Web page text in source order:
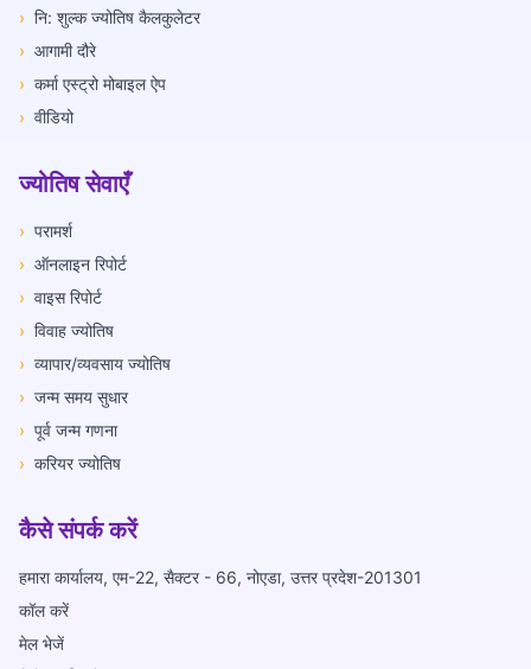
› नि: शुल्क ज्योतिष कैलकुलेटर
› आगामी दौरे
› कर्मा एस्ट्रो मोबाइल ऐप
› वीडियो
ज्योतिष सेवाएँ
› परामर्श
› ऑनलाइन रिपोर्ट
› वाइस रिपोर्ट
› विवाह ज्योतिष
› व्यापार/व्यवसाय ज्योतिष
› जन्म समय सुधार
› पूर्व जन्म गणना
› करियर ज्योतिष
कैसे संपर्क करें
हमारा कार्यालय, एम-22, सैक्टर - 66, नोएडा, उत्तर प्रदेश-201301
कॉल करें
मेल भेजें